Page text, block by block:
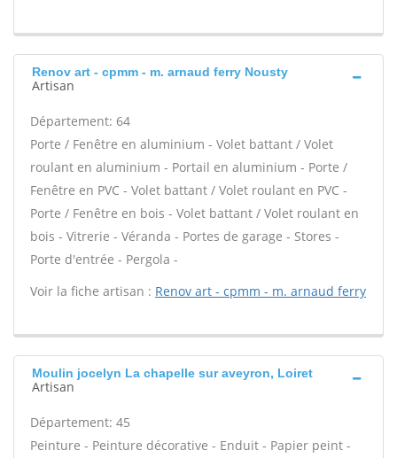
Renov art - cpmm - m. arnaud ferry Nousty
Artisan
Département: 64
Porte / Fenêtre en aluminium - Volet battant / Volet
roulant en aluminium - Portail en aluminium - Porte /
Fenêtre en PVC - Volet battant / Volet roulant en PVC -
Porte / Fenêtre en bois - Volet battant / Volet roulant en
bois - Vitrerie - Véranda - Portes de garage - Stores -
Porte d'entrée - Pergola -
Voir la fiche artisan : Renov art - cpmm - m. arnaud ferry
Moulin jocelyn La chapelle sur aveyron, Loiret
Artisan
Département: 45
Peinture - Peinture décorative - Enduit - Papier peint -